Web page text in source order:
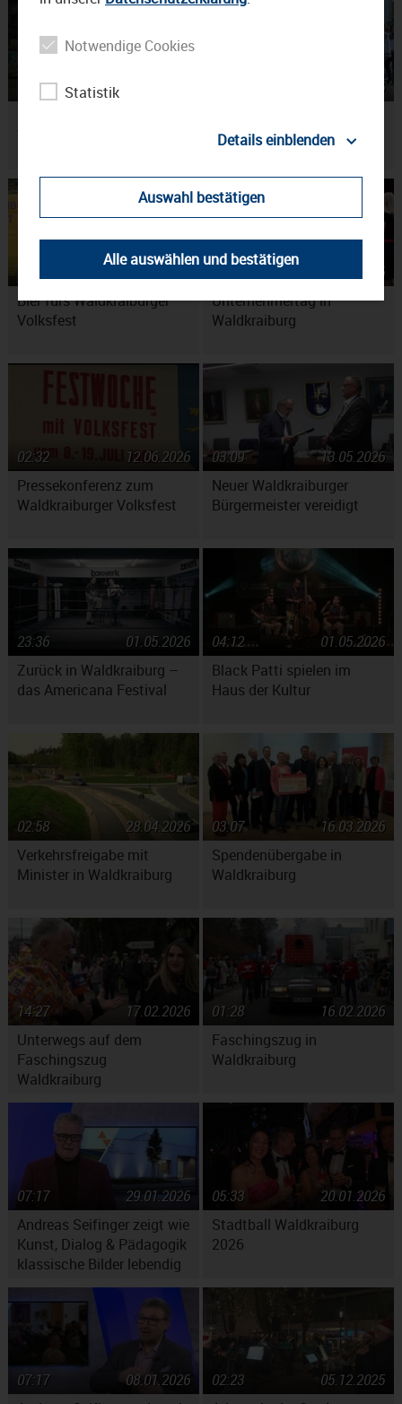
02:41
Volksfest
14.07.2026
Bier fürs Waldkraiburger
Volksfest
Unternehmertag in
Waldkraiburg
18.06.2026
Pressekonferenz zum
Waldkraiburger Volksfest
12.06.2026
02:32
Neuer Waldkraiburger
Bürgermeister vereidigt
13.05.2026
03:09
Zurück in Waldkraiburg –
das Americana Festival
01.05.2026
23:36
Black Patti spielen im
Haus der Kultur
01.05.2026
04:12
Verkehrsfreigabe mit
Minister in Waldkraiburg
28.04.2026
02:58
Spendenübergabe in
Waldkraiburg
16.03.2026
03:07
Unterwegs auf dem
Faschingszug
Waldkraiburg
17.02.2026
14:27
Faschingszug in
Waldkraiburg
16.02.2026
01:28
Andreas Seifinger zeigt wie
Kunst, Dialog & Pädagogik
klassische Bilder lebendig
machen
29.01.2026
07:17
Stadtball Waldkraiburg
2026
20.01.2026
05:33
08.01.2026
07:17
05.12.2025
02:23
Notwendige Cookies
Statistik
Details einblenden
Auswahl bestätigen
Alle auswählen und bestätigen